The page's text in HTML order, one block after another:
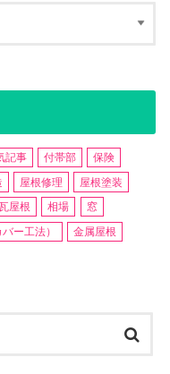
記事 付帯部
保険
屋根修理
屋根塗装
屋根 相場
窓
ー工法）
金属屋根